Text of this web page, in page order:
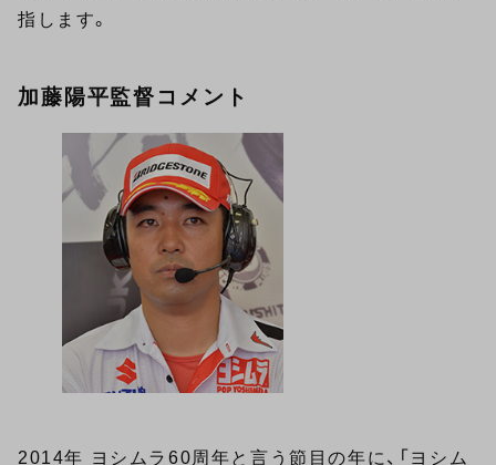
指します。
加藤陽平監督コメント
2014年 ヨシムラ60周年と言う節目の年に、「ヨシム